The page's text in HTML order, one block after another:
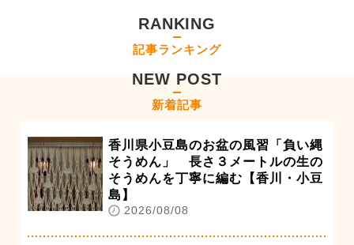
RANKING
記事ランキング
NEW POST
新着記事
香川県小豆島のお盆の風習「負い縄
そうめん」 長さ３メートルの生の
そうめんを丁寧に編む【香川・小豆
島】
2026/08/08